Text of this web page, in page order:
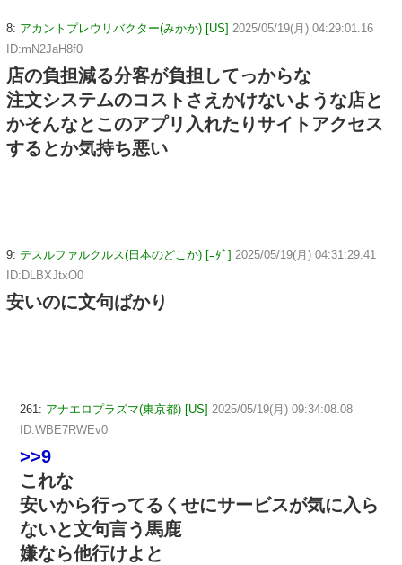
8: アカントプレウリバクター(みかか) [US] 2025/05/19(月) 04:29:01.16
ID:mN2JaH8f0
店の負担減る分客が負担してっからな
注文システムのコストさえかけないような店と
かそんなとこのアプリ入れたりサイトアクセス
するとか気持ち悪い
9: デスルファルクルス(日本のどこか) [ﾆﾀﾞ] 2025/05/19(月) 04:31:29.41
ID:DLBXJtxO0
安いのに文句ばかり
261: アナエロプラズマ(東京都) [US] 2025/05/19(月) 09:34:08.08
ID:WBE7RWEv0
>>9
これな
安いから行ってるくせにサービスが気に入ら
ないと文句言う馬鹿
嫌なら他行けよと